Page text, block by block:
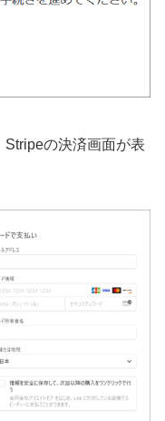
の決済画面が表